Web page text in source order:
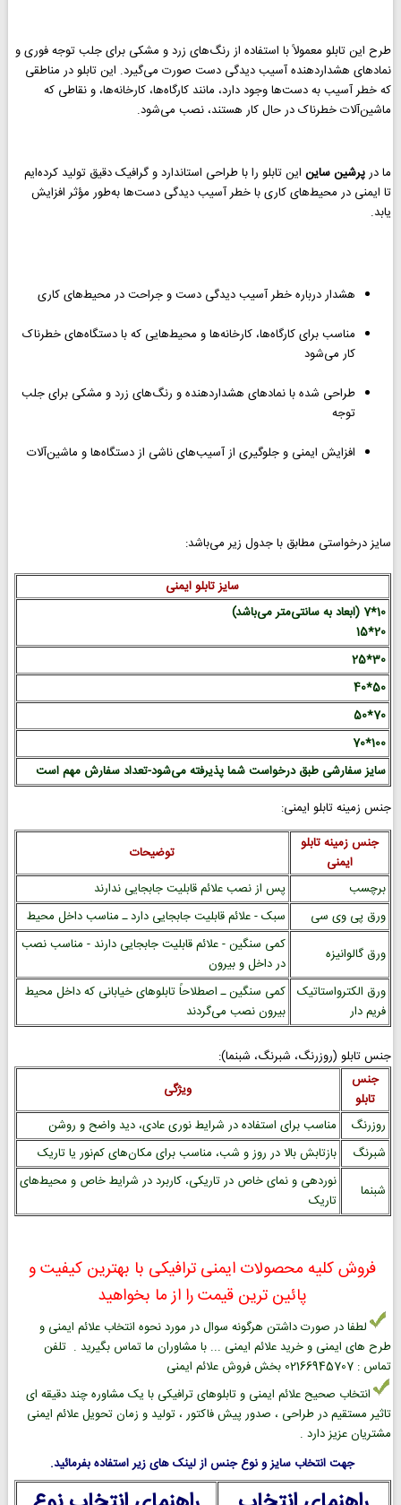
طرح این تابلو معمولاً با استفاده از رنگ‌های زرد و مشکی برای جلب توجه فوری و
نمادهای هشداردهنده آسیب دیدگی دست صورت می‌گیرد. این تابلو در مناطقی
که خطر آسیب به دست‌ها وجود دارد، مانند کارگاه‌ها، کارخانه‌ها، و نقاطی که
ماشین‌آلات خطرناک در حال کار هستند، نصب می‌شود.
ما درپرشین ساین این تابلو را با طراحی استاندارد و گرافیک دقیق تولید کرده‌ایم
تا ایمنی در محیط‌های کاری با خطر آسیب دیدگی دست‌ها به‌طور مؤثر افزایش
یابد.
هشدار درباره خطر آسیب دیدگی دست و جراحت در محیط‌های کاری
مناسب برای کارگاه‌ها، کارخانه‌ها و محیط‌هایی که با دستگاه‌های خطرناک
کار می‌شود
طراحی شده با نمادهای هشداردهنده و رنگ‌های زرد و مشکی برای جلب
توجه
افزایش ایمنی و جلوگیری از آسیب‌های ناشی از دستگاه‌ها و ماشین‌آلات
سایز درخواستی مطابق با جدول زیر می‌باشد:
سایز تابلو ایمنی
10*7 (ابعاد به سانتی‌متر می‌باشد)
20*15
30*25
50*40
70*50
100*70
سایز سفارشی طبق درخواست شما پذیرفته می‌شود-تعداد سفارش مهم است
جنس زمینه تابلو ایمنی:
جنس زمینه تابلو
ایمنی
توضیحات
برچسب
پس از نصب علائم قابلیت جابجایی ندارند
ورق پی وی سی
سبک - علائم قابلیت جابجایی دارد ـ مناسب داخل محیط
ورق گالوانیزه
کمی سنگین - علائم قابلیت جابجایی دارند - مناسب نصب
در داخل و بیرون
ورق الکترواستاتیک
فریم دار
کمی سنگین ـ اصطلاحاً تابلوهای خیابانی که داخل محیط
بیرون نصب می‌گردند
جنس تابلو (روزرنگ، شبرنگ، شبنما):
جنس
تابلو
ویژگی
روزرنگ
مناسب برای استفاده در شرایط نوری عادی، دید واضح و روشن
شبرنگ
بازتابش بالا در روز و شب، مناسب برای مکان‌های کم‌نور یا تاریک
شبنما
نوردهی و نمای خاص در تاریکی، کاربرد در شرایط خاص و محیط‌های
تاریک
فروش کلیه محصولات ایمنی ترافیکی با بهترین کیفیت و
پائین ترین قیمت را از ما بخواهید
لطفا در صورت داشتن هرگونه سوال در مورد نحوه انتخاب علائم ایمنی و
طرح های ایمنی و خرید علائم ایمنی ... با مشاوران ما تماس بگیرید . تلفن
تماس : 02166945707 بخش فروش علائم ایمنی
انتخاب صحیح علائم ایمنی و تابلوهای ترافیکی با یک مشاوره چند دقیقه ای
تاثیر مستقیم در طراحی ، صدور پیش فاکتور ، تولید و زمان تحویل علائم ایمنی
مشتریان عزیز دارد .
جهت انتخاب سایز و نوع جنس از لینک های زیر استفاده بفرمائید.